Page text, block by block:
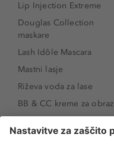
Lip Injection Extreme
Douglas Collection
maskare
Lash Idôle Mascara
Mastni lasje
Riževa voda za lase
BB & CC kreme za obraz
SPF 30